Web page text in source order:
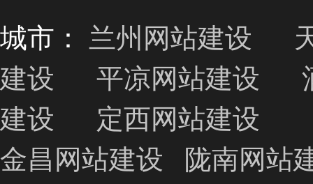
城市： 兰州网站建设
建设
平凉网站建设
建设
定西网站建设
金昌网站建设
陇南网站